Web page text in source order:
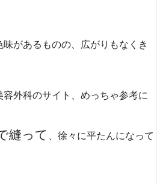
があるものの、広がりもなくき
外科のサイト、めっちゃ参考に
縫って
、徐々に平たんになって